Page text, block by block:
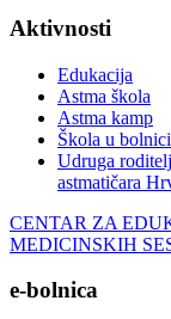
Aktivnosti
Edukacija
Astma škola
Astma kamp
Škola u bolnici
Udruga
astmatičara
CENTAR ZA
MEDICINSKIH
e-bolnica